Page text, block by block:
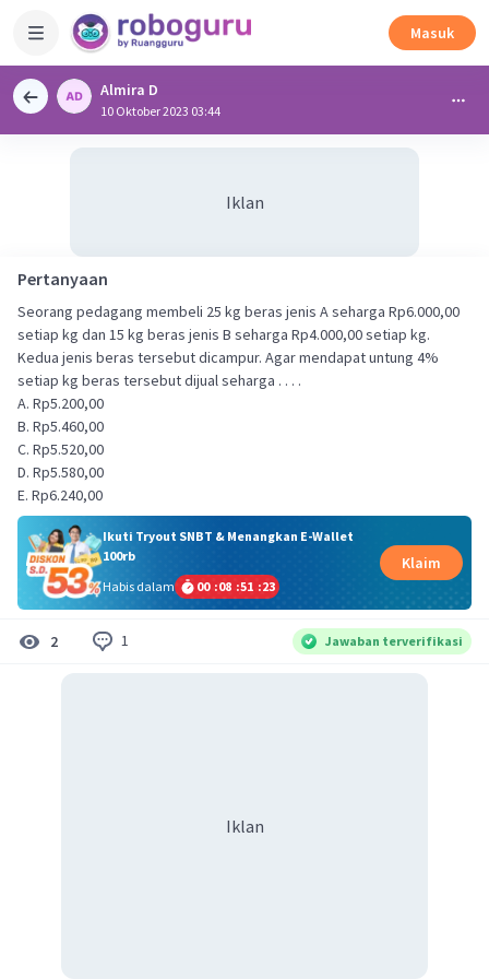
Masuk
Almira D
10 Oktober 2023 03:44
Iklan
Pertanyaan
Seorang pedagang membeli 25 kg beras jenis A seharga Rp6.000,00
setiap kg dan 15 kg beras jenis B seharga Rp4.000,00 setiap kg.
Kedua jenis beras tersebut dicampur. Agar mendapat untung 4%
setiap kg beras tersebut dijual seharga . . . .
A. Rp5.200,00
B. Rp5.460,00
C. Rp5.520,00
D. Rp5.580,00
E. Rp6.240,00
Ikuti Tryout SNBT & Menangkan E-Wallet
100rb
Habis dalam
00 :08 :51 :23
Klaim
2 1 Jawaban terverifikasi
Iklan